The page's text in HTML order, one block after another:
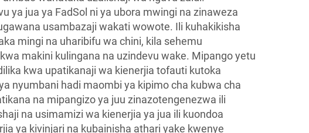
ya jua ya FadSol ni ya ubora mwingi na zinaweza
usambazaji wakati wowote. Ili kuhakikisha
mingi na uharibifu wa chini, kila sehemu
makini kulingana na uzindevu wake. Mipango yetu
kwa upatikanaji wa kienerjia tofauti kutoka
nyumbani hadi maombi ya kipimo cha kubwa cha
na mipangizo ya juu zinazotengenezwa ili
na usimamizi wa kienerjia ya jua ili kuondoa
ya kivinjari na kubainisha athari yake kwenye